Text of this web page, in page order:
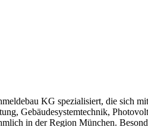
KG spezialisiert, die sich
Gebäudesystemtechnik,
in der Region München.